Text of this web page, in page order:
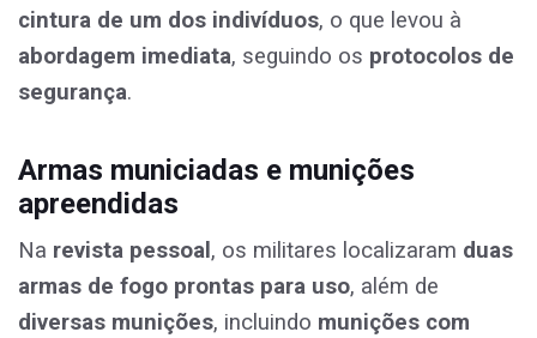
cintura de um dos indivíduos, o que levou à
abordagem imediata, seguindo os protocolos de
segurança.
Armas municiadas e munições
apreendidas
Na revista pessoal , os militares localizaram duas
armas de fogo prontas para uso, além de
diversas munições, incluindo munições com